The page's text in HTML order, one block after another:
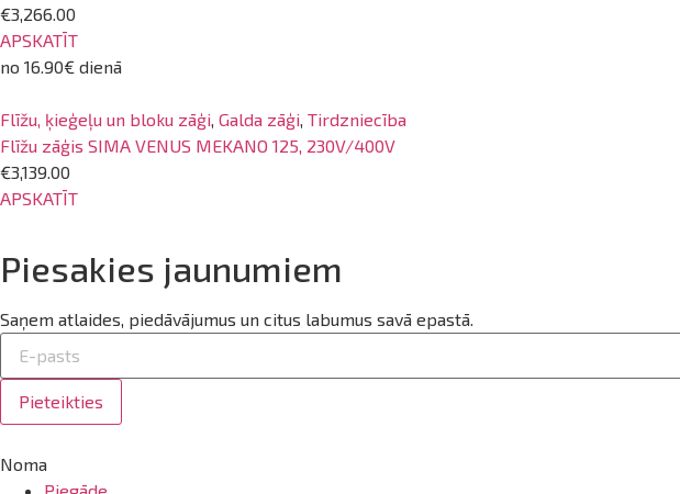
€3,266.00
APSKATĪT
no 16.90€ dienā
Flīžu, ķieģeļu un bloku zāģi Galda zāģi Tirdzniecība
Flīžu zāģis SIMA VENUS MEKANO 125, 230V/400V
€3,139.00
APSKATĪT
Piesakies jaunumiem
Saņem atlaides, piedāvājumus un citus labumus savā epastā.
Pieteikties
Noma
Piegāde